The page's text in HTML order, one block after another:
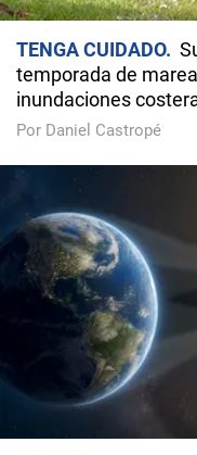
TENGA CUIDADO
temporada de
inundaciones
Por Daniel Castropé